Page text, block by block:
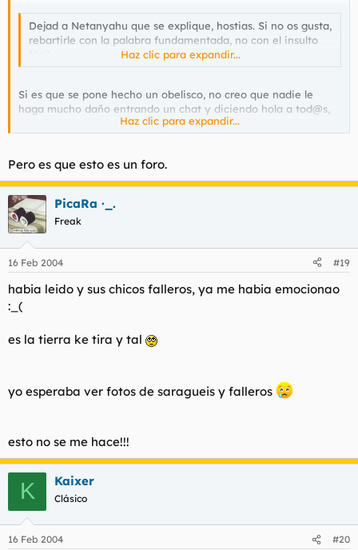
Dejad a Netanyahu que se explique, hostias. Si no os gusta,
rebartirle con la palabra fundamentada, no con el insulto
Haz clic para expandir...
Si es que se pone hecho un obelisco, no creo que nadie le
haga mucho daño entrando un chat y diciendo hola a tod@s,
por dios que no es el fin del mundo
Haz clic para expandir...
Pero es que esto es un foro.
PicaRa ·_.
Freak
16 Feb 2004 #19
habia leido y sus chicos falleros, ya me habia emocionao
:_(
es la tierra ke tira y tal
yo esperaba ver fotos de saragueis y falleros
esto no se me hace!!!
K Kaixer
Clásico
16 Feb 2004 #20